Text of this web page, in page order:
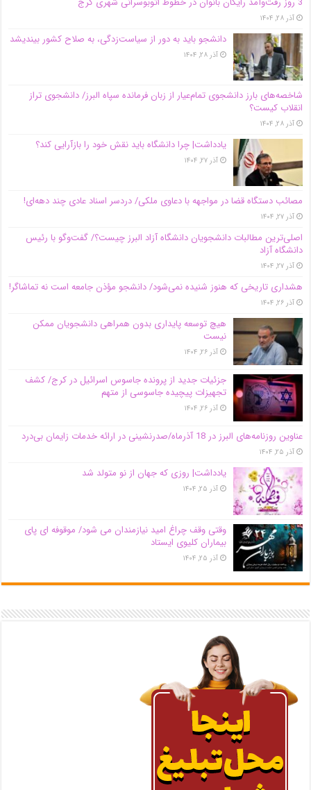
آذر ۲۸, ۱۴۰۴
دانشجو باید به دور از سیاست‌زدگی، به صلاح کشور بیندیشد
آذر ۲۸, ۱۴۰۴
شاخصه‌های بارز دانشجوی تمام‌عیار از زبان فرمانده سپاه البرز/ دانشجوی تراز
انقلاب کیست؟
آذر ۲۸, ۱۴۰۴
یادداشت| چرا دانشگاه باید نقش خود را بازآرایی کند؟
آذر ۲۷, ۱۴۰۴
مصائب دستگاه قضا در مواجهه با دعاوی ملکی/ دردسر اسناد عادی چند‌ دهه‌ای!
آذر ۲۷, ۱۴۰۴
اصلی‌ترین مطالبات دانشجویان دانشگاه آزاد البرز چیست؟/ گفت‌وگو با رئیس
دانشگاه آز‌اد
آذر ۲۷, ۱۴۰۴
هشداری تاریخی که هنوز شنیده نمی‌شود/ دانشجو مؤذن جامعه است نه تماشاگر!
آذر ۲۶, ۱۴۰۴
هیچ توسعه پایداری بدون همراهی دانشجویان ممکن
نیست
آذر ۲۶, ۱۴۰۴
جزئیات جدید از پرونده جاسوس اسرائیل در کرج/‌ کشف
تجهیزات پیچیده جاسوسی از متهم
آذر ۲۶, ۱۴۰۴
عناوین روزنامه‌های البرز در ‌18 آذرماه/صدرنشینی در ارائه خدمات زایمان بی‌درد
آذر ۲۵, ۱۴۰۴
یادداشت| روزی که جهان از نو متولد شد
آذر ۲۵, ۱۴۰۴
وقتی وقف چراغ امید نیازمندان می شود/ موقوفه ای پای
بیماران کلیوی ایستاد
آذر ۲۵, ۱۴۰۴